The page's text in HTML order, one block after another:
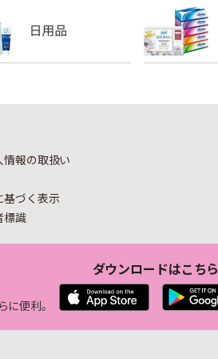
情報の取扱い
基づく表示
標識
に便利。
ダウンロードはこちら